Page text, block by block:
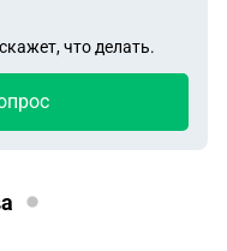
что делать.